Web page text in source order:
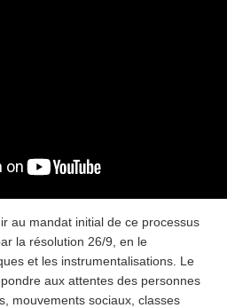
au mandat initial de ce processus
la résolution 26/9, en le
et les instrumentalisations. Le
aux attentes des personnes
mouvements sociaux, classes